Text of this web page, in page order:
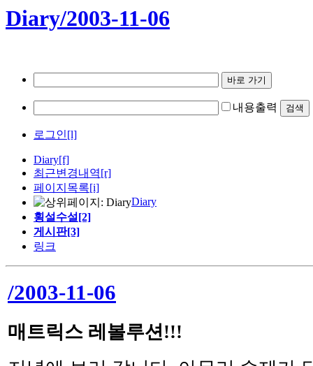
Diary/2003-11-06
내용출력
로그인[l]
Diary[f]
최근변경내역[r]
페이지목록[i]
Diary
횡설수설[2]
게시판[3]
링크
/2003-11-06
매트릭스 레볼루션!!!